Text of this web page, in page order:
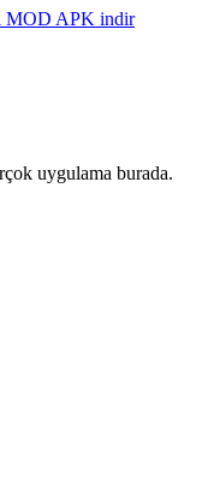
MOD APK indir
uygulama burada.